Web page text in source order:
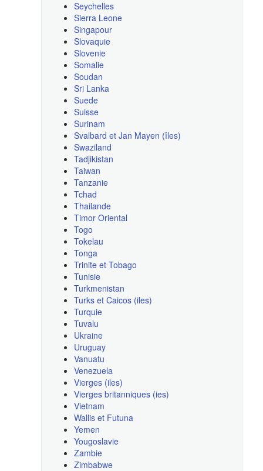
Seychelles
Sierra Leone
Singapour
Slovaquie
Slovenie
Somalie
Soudan
Sri Lanka
Suede
Suisse
Surinam
Svalbard et Jan Mayen (îles)
Swaziland
Tadjikistan
Taiwan
Tanzanie
Tchad
Thailande
Timor Oriental
Togo
Tokelau
Tonga
Trinite et Tobago
Tunisie
Turkmenistan
Turks et Caicos (iles)
Turquie
Tuvalu
Ukraine
Uruguay
Vanuatu
Venezuela
Vierges (iles)
Vierges britanniques (ies)
Vietnam
Wallis et Futuna
Yemen
Yougoslavie
Zambie
Zimbabwe